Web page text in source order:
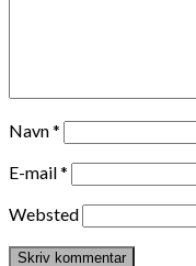
Navn*
E-mail*
Websted